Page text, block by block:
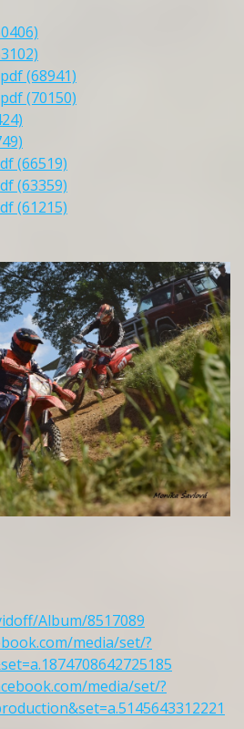
(68941)
(70150)
(66519)
(63359)
(61215)
Album/8517089
media/set/?
media/set/?